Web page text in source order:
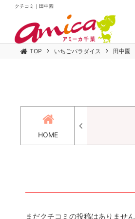
クチコミ｜田中園
TOP いちごパラダイス 田中園
HOME
まだクチコミの投稿はありません